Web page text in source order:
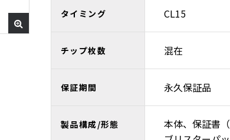
タイミング CL15
チップ枚数 混在
保証期間 永久保証品
製品構成/形態
本体、保証書